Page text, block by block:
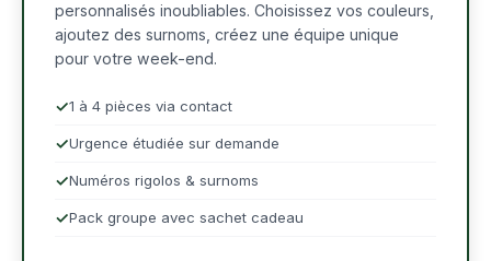
personnalisés inoubliables. Choisissez vos couleurs,
ajoutez des surnoms, créez une équipe unique
pour votre week-end.
1 à 4 pièces via contact
Urgence étudiée sur demande
Numéros rigolos & surnoms
Pack groupe avec sachet cadeau